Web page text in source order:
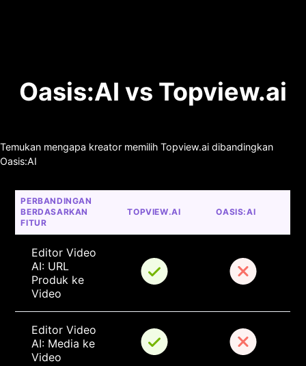
Oasis:AI vs Topview.ai
Temukan mengapa kreator memilih Topview.ai dibandingkan
Oasis:AI
PERBANDINGAN
BERDASARKAN
FITUR
TOPVIEW.AI OASIS:AI
Editor Video
AI: URL
Produk ke
Video
Editor Video
AI: Media ke
Video